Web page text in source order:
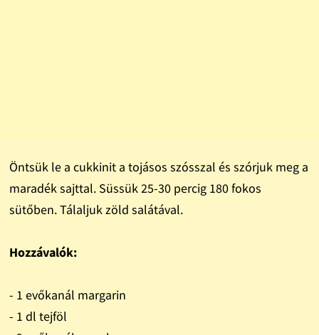
Öntsük le a cukkinit a tojásos szósszal és szórjuk meg a
maradék sajttal. Süssük 25-30 percig 180 fokos
sütőben. Tálaljuk zöld salátával.
Hozzávalók:
- 1 evőkanál margarin
- 1 dl tejföl